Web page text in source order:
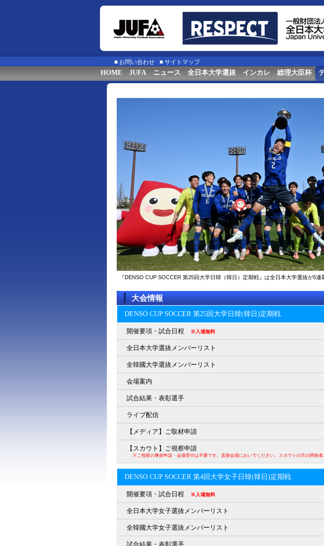
■ お問い合わせ ■ サイトマップ
HOME JUFA ニュース 全日本大学選抜 インカレ 総理大臣杯
『DENSO CUP SOCCER 第25回大学日韓（韓日）定期戦』は全日本大学選抜が5連
大会情報
DENSO CUP SOCCER 第25回大学日韓(韓日)定期戦
開催要項・試合日程 ※入場無料
全日本大学選抜メンバーリスト
全韓國大学選抜メンバーリスト
会場案内
試合結果・表彰選手
ライブ配信
【メディア】ご取材申請
【スカウト】ご視察申請
※ご視察の事前申請・会場受付は不要です。直接会場においでください。スカウトの方の関係
DENSO CUP SOCCER 第4回大学女子日韓(韓日)定期戦
開催要項・試合日程 ※入場無料
全日本大学女子選抜メンバーリスト
全韓國大学女子選抜メンバーリスト
試合結果・表彰選手